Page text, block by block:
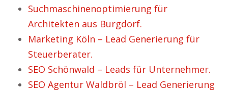
Suchmaschinenoptimierung für
Architekten aus Burgdorf.
Marketing Köln – Lead Generierung für
Steuerberater.
SEO Schönwald – Leads für Unternehmer.
SEO Agentur Waldbröl – Lead Generierung